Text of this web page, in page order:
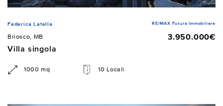
Federica Latella RE/MAX Futura Immobiliare
Briosco, MB
3.950.000€
Villa singola
1000 mq 10 Locali